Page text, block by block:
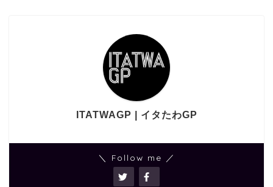
ITATWAGP | イタたわGP
＼ Follow me ／